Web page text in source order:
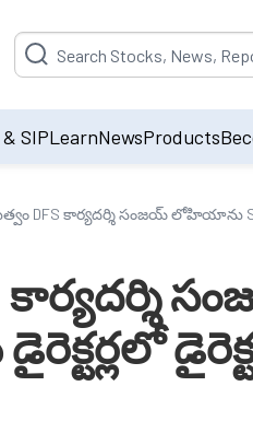
Suggestion will be populated by
SIPLearnNewsProducts
DFS కార్యదర్శి సంజయ్ లోహియాను
డైరెక్టర్లలో